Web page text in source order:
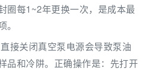
圈每1~2年更换一次，是成本最
直接关闭真空泵电源会导致泵油
品和冷阱。正确操作是：先打开